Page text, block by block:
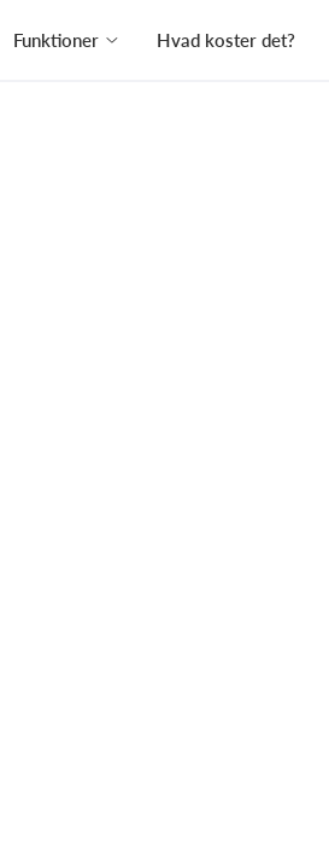
Funktioner Hvad koster det?